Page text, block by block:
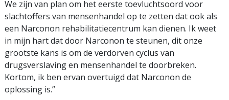
We zijn van plan om het eerste toevluchtsoord voor
slachtoffers van mensenhandel op te zetten dat ook als
een Narconon rehabilitatiecentrum kan dienen. Ik weet
in mijn hart dat door Narconon te steunen, dit onze
grootste kans is om de verdorven cyclus van
drugsverslaving en mensenhandel te doorbreken.
Kortom, ik ben ervan overtuigd dat Narconon de
oplossing is.”